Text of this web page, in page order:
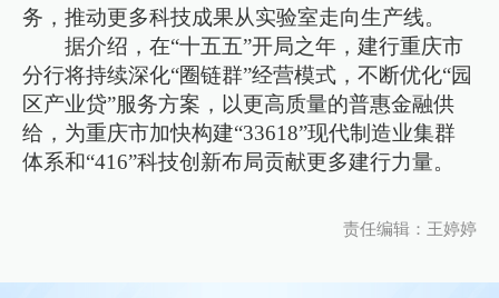
务，推动更多科技成果从实验室走向生产线。
据介绍，在“十五五”开局之年，建行重庆市
分行将持续深化“圈链群”经营模式，不断优化“园
区产业贷”服务方案，以更高质量的普惠金融供
给，为重庆市加快构建“33618”现代制造业集群
体系和“416”科技创新布局贡献更多建行力量。
责任编辑：王婷婷